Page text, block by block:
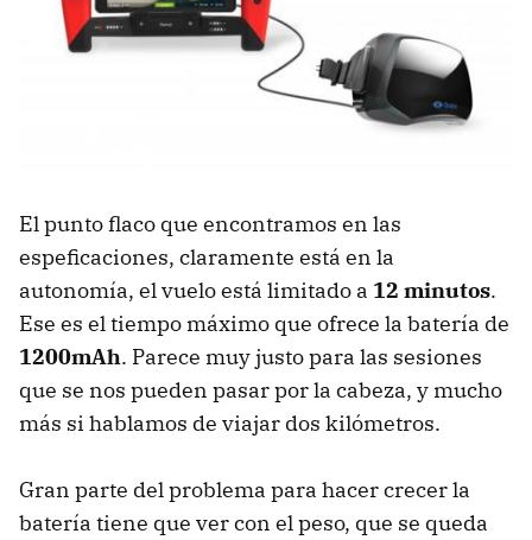
El punto flaco que encontramos en las
espeficaciones, claramente está en la
autonomía, el vuelo está limitado a 12 minutos.
Ese es el tiempo máximo que ofrece la batería de
1200mAh. Parece muy justo para las sesiones
que se nos pueden pasar por la cabeza, y mucho
más si hablamos de viajar dos kilómetros.
Gran parte del problema para hacer crecer la
batería tiene que ver con el peso, que se queda